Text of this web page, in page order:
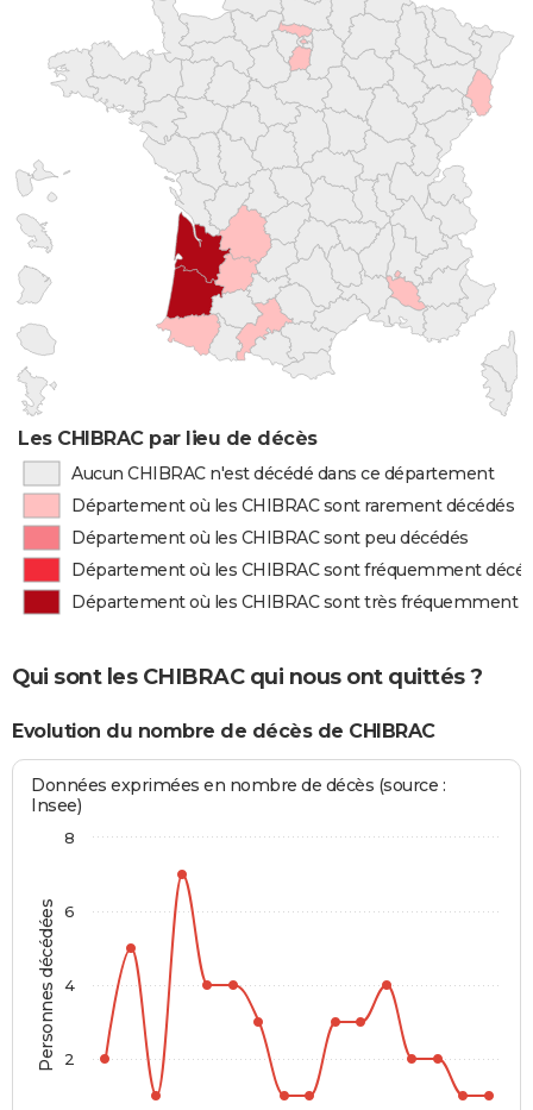
Les CHIBRAC par lieu de décès
Aucun CHIBRAC n'est décédé dans ce département
Département où les CHIBRAC sont rarement décédés
Département où les CHIBRAC sont peu décédés
Département où les CHIBRAC sont fréquemment
Département où les CHIBRAC sont très fréquemment
Qui sont les CHIBRAC qui nous ont quittés ?
Evolution du nombre de décès de CHIBRAC
Personnes décédées
Données exprimées en nombre de décès (source :
Insee)
2
4
6
8